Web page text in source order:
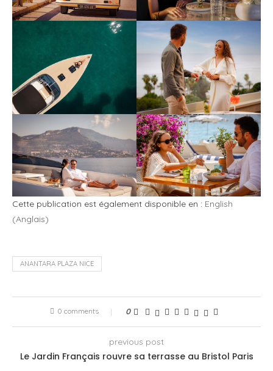
Cette publication est également disponible en : English
(Anglais)
ANANTARA PLAZA NICE
0 comments 0
previous post
Le Jardin Français rouvre sa terrasse au Bristol Paris